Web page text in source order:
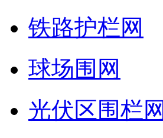
铁路护栏网
球场围网
光伏区围栏网